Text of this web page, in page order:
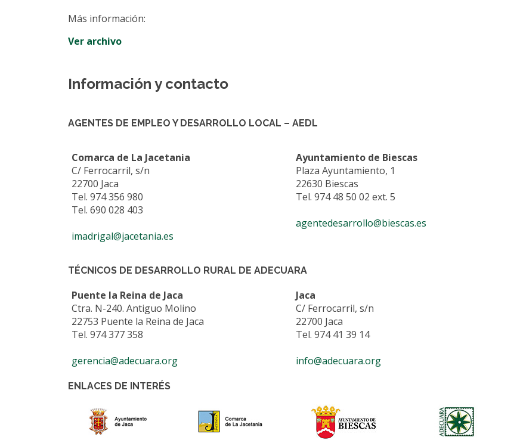
Más información:
Ver archivo
Información y contacto
AGENTES DE EMPLEO Y DESARROLLO LOCAL – AEDL
Comarca de La Jacetania
C/ Ferrocarril, s/n
22700 Jaca
Tel. 974 356 980
Tel. 690 028 403
imadrigal@jacetania.es
Ayuntamiento de Biescas
Plaza Ayuntamiento, 1
22630 Biescas
Tel. 974 48 50 02 ext. 5
agentedesarrollo@biescas.es
TÉCNICOS DE DESARROLLO RURAL DE ADECUARA
Puente la Reina de Jaca
Ctra. N-240. Antiguo Molino
22753 Puente la Reina de Jaca
Tel. 974 377 358
gerencia@adecuara.org
Jaca
C/ Ferrocarril, s/n
22700 Jaca
Tel. 974 41 39 14
info@adecuara.org
ENLACES DE INTERÉS